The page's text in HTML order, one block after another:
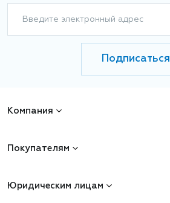
Введите электронный адрес
Подписаться
Компания
Покупателям
Юридическим лицам